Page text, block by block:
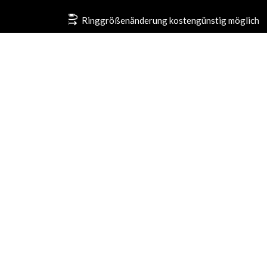
Ringgrößenänderung kostengünstig möglich